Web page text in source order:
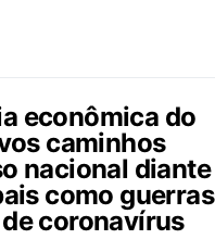
econômica do
caminhos
nacional diante
como guerras
coronavírus